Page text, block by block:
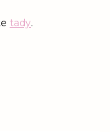
tady.